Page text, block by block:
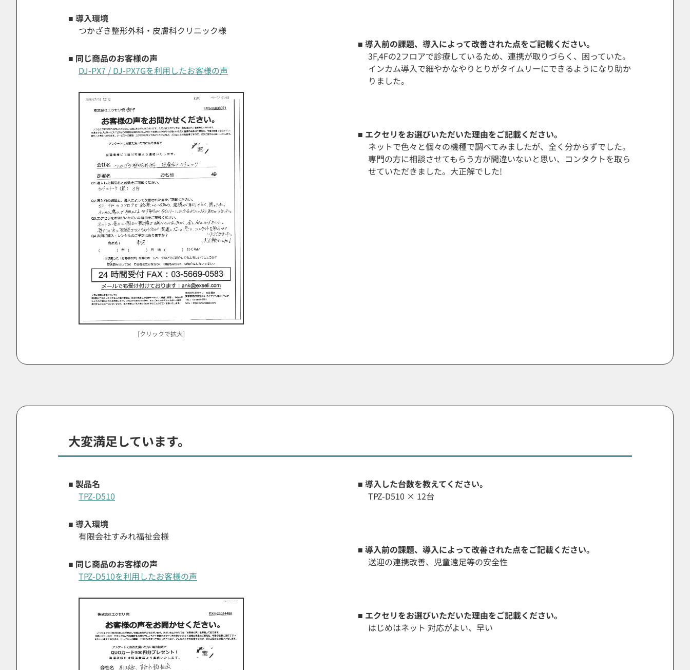
■ 導入環境
つかざき整形外科・皮膚科クリニック様
■ 同じ商品のお客様の声
DJ-PX7 / DJ-PX7Gを利用したお客様の声
[クリックで拡大]
■ 導入前の課題、導入によって改善された点をご記載ください。
3F,4Fの2フロアで診療しているため、連携が取りづらく、困っていた。
インカム導入で細やかなやりとりがタイムリーにできるようになり助か
りました。
■ エクセリをお選びいただいた理由をご記載ください。
ネットで色々と個々の機種で調べてみましたが、全く分からずでした。
専門の方に相談させてもらう方が間違いないと思い、コンタクトを取ら
せていただきました。大正解でした!
大変満足しています。
■ 製品名
TPZ-D510
■ 導入環境
有限会社すみれ福祉会様
■ 同じ商品のお客様の声
TPZ-D510を利用したお客様の声
■ 導入した台数を教えてください。
TPZ-D510 × 12台
■ 導入前の課題、導入によって改善された点をご記載ください。
送迎の連携改善、児童遠足等の安全性
■ エクセリをお選びいただいた理由をご記載ください。
はじめはネット 対応がよい、早い